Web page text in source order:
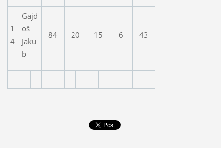
1
4
Gajd
oš
Jaku
b
84 20 15 6 43